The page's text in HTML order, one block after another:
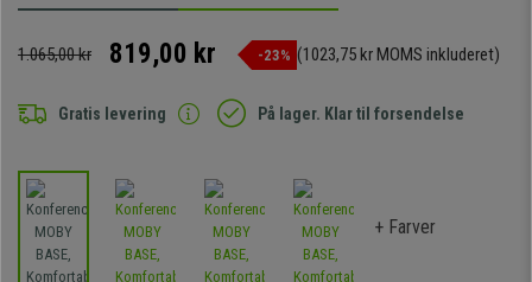
1.065,00 kr 819,00 kr -23% (1023,75 kr MOMS inkluderet)
Gratis levering På lager. Klar til forsendelse
+ Farver